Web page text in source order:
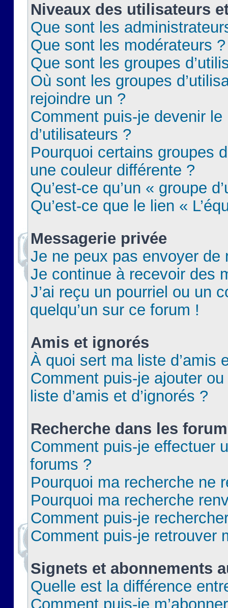
Niveaux des utilisateurs
Que sont les
Que sont les modérateurs ?
Que sont les groupes
Où sont les groupes
rejoindre un ?
Comment puis-je devenir le
d’utilisateurs ?
Pourquoi certains groupes
une couleur différente ?
Qu’est-ce qu’un « groupe
Qu’est-ce que le lien «
Messagerie privée
Je ne peux pas envoyer de
Je continue à recevoir des
J’ai reçu un pourriel ou un
quelqu’un sur ce forum !
Amis et ignorés
À quoi sert ma liste d’amis
Comment puis-je ajouter
liste d’amis et d’ignorés ?
Recherche dans les
Comment puis-je effectuer
forums ?
Pourquoi ma recherche ne
Pourquoi ma recherche
Comment puis-je
Comment puis-je retrouver
Signets et abonnements
Quelle est la différence
Comment puis-je